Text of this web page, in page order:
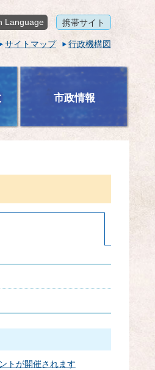
Language 携帯サイト
サイトマップ 行政機構図
市政情報
トが開催されます